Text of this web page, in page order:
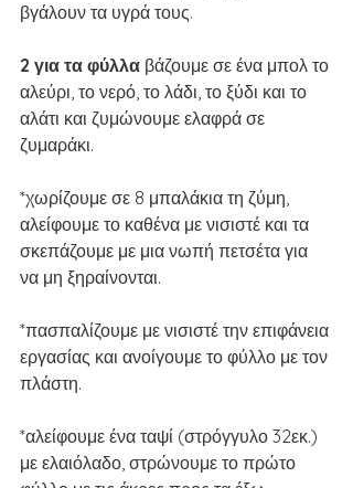
βγάλουν τα υγρά τους.
2 για τα φύλλα βάζουμε σε ένα μπολ το
αλεύρι, το νερό, το λάδι, το ξύδι και το
αλάτι και ζυμώνουμε ελαφρά σε
ζυμαράκι.
*χωρίζουμε σε 8 μπαλάκια τη ζύμη,
αλείφουμε το καθένα με νισιστέ και τα
σκεπάζουμε με μια νωπή πετσέτα για
να μη ξηραίνονται.
*πασπαλίζουμε με νισιστέ την επιφάνεια
εργασίας και ανοίγουμε το φύλλο με τον
πλάστη.
*αλείφουμε ένα ταψί (στρόγγυλο 32εκ.)
με ελαιόλαδο, στρώνουμε το πρώτο